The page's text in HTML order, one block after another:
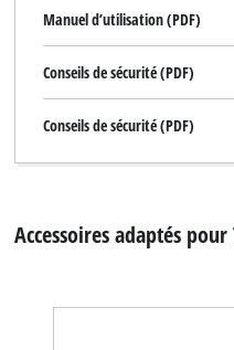
Manuel d’utilisation (PDF)
Conseils de sécurité (PDF)
Conseils de sécurité (PDF)
Accessoires adaptés